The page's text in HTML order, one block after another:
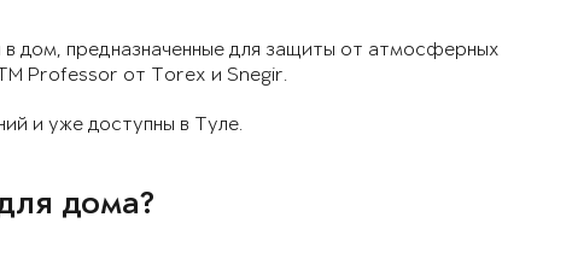
дом, предназначенные для защиты от атмосферных
Professor от Torex и Snegir.
и уже доступны в Туле.
дома?